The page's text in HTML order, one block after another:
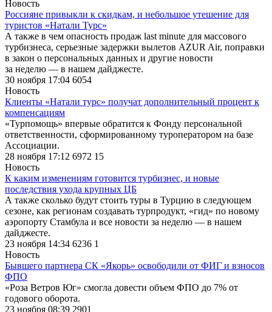
Новость
Россияне привыкли к скидкам, и небольшое утешение для
туристов «Натали Турс»
А также в чем опасность продаж last minute для массового
турбизнеса, серьезные задержки вылетов AZUR Air, поправки
в закон о персональных данных и другие новости
за неделю — в нашем дайджесте.
30 ноября 17:04 6054
Новость
Клиенты «Натали турс» получат дополнительный процент к
компенсациям
«Турпомощь» впервые обратится к Фонду персональной
ответственности, сформированному туроператором на базе
Ассоциации.
28 ноября 17:12 6972 15
Новость
К каким изменениям готовится турбизнес, и новые
последствия ухода крупных ЦБ
А также сколько будут стоить туры в Турцию в следующем
сезоне, как регионам создавать турпродукт, «гид» по новому
аэропорту Стамбула и все новости за неделю — в нашем
дайджесте.
23 ноября 14:34 6236 1
Новость
Бывшего партнера СК «Якорь» освободили от ФИГ и взносов
ФПО
«Роза Ветров Юг» смогла довести объем ФПО до 7% от
годового оборота.
23 ноября 08:39 2901